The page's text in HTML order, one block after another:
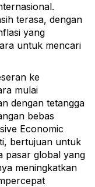
terasa, dengan
yang
untuk mencari
ke
mulai
dengan tetangga
bebas
Economic
bertujuan untuk
pasar global yang
meningkatkan